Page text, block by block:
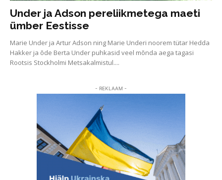
Under ja Adson pereliikmetega maeti
ümber Eestisse
Marie Under ja Artur Adson ning Marie Underi noorem tütar Hedda
Hakker ja õde Berta Under puhkasid veel mõnda aega tagasi
Rootsis Stockholmi Metsakalmistul....
- REKLAAM -